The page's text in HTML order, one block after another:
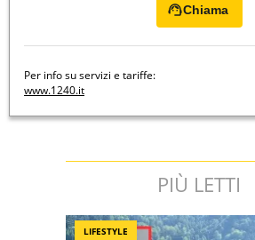
Chiama
Per info su servizi e tariffe:
www.1240.it
PIÙ LETTI
LIFESTYLE